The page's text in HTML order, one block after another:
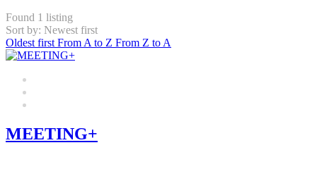
Found 1 listing
Sort by: Newest first
Oldest first From A to Z From Z to A
MEETING+